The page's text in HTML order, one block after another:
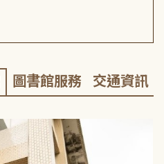
圖書館服務 交通資訊